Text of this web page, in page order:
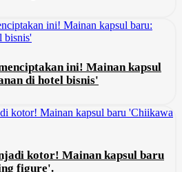
ini! Mainan kapsul
di hotel bisnis'
kotor! Mainan kapsul baru
figure'.